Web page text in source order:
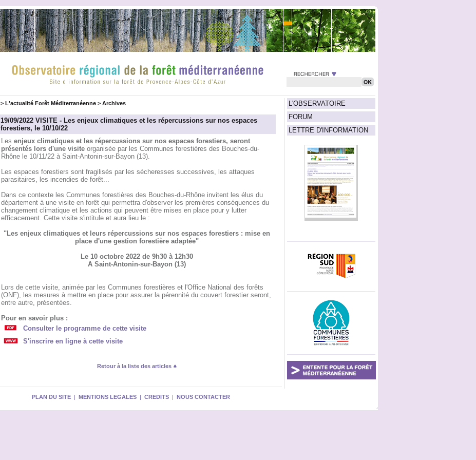
L'OBSERVATOIRE
FORUM
LETTRE D'INFORMATION
> L'actualité Forêt Méditerranéenne> Archives
19/09/2022 VISITE - Les enjeux climatiques et les répercussions sur nos espaces
forestiers, le 10/10/22
Les enjeux climatiques et les répercussions sur nos espaces forestiers, seront
présentés lors d'une visiteorganisée par les Communes forestières des Bouches-du-
Rhône le 10/11/22 à Saint-Antonin-sur-Bayon (13).
Les espaces forestiers sont fragilisés par les sécheresses successives, les attaques
parasitaires, les incendies de forêt...
Dans ce contexte les Communes forestières des Bouches-du-Rhône invitent les élus du
département à une visite en forêt qui permettra d'observer les premières conséquences du
changement climatique et les actions qui peuvent être mises en place pour y lutter
efficacement. Cette visite s'intitule et aura lieu le :
"Les enjeux climatiques et leurs répercussions sur nos espaces forestiers : mise en
place d'une gestion forestière adaptée"
Le 10 octobre 2022 de 9h30 à 12h30
A Saint-Antonin-sur-Bayon (13)
Lors de cette visite, animée par les Communes forestières et l'Office National des forêts
(ONF), les mesures à mettre en place pour assurer la pérennité du couvert forestier seront,
entre autre, présentées.
Pour en savoir plus :
Consulter le programme de cette visite
S'inscrire en ligne à cette visite
Retour à la liste des articles
PLAN DU SITE | MENTIONS LEGALES | CREDITS | NOUS CONTACTER